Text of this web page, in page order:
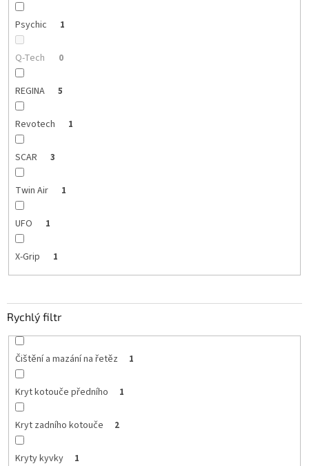
Psychic 1
Q-Tech 0
REGINA 5
Revotech 1
SCAR 3
Twin Air 1
UFO 1
X-Grip 1
Rychlý filtr
Čištění a mazání na řetěz 1
Kryt kotouče předního 1
Kryt zadního kotouče 2
Kryty kyvky 1